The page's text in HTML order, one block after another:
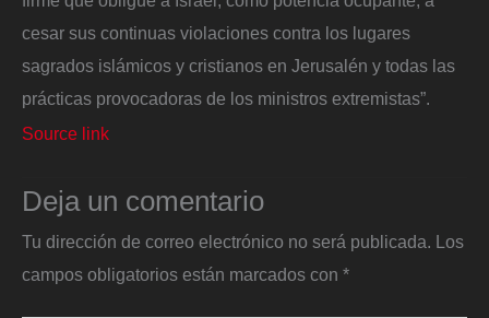
cesar sus continuas violaciones contra los lugares
sagrados islámicos y cristianos en Jerusalén y todas las
prácticas provocadoras de los ministros extremistas”.
Source link
Deja un comentario
Tu dirección de correo electrónico no será publicada. Los
campos obligatorios están marcados con *